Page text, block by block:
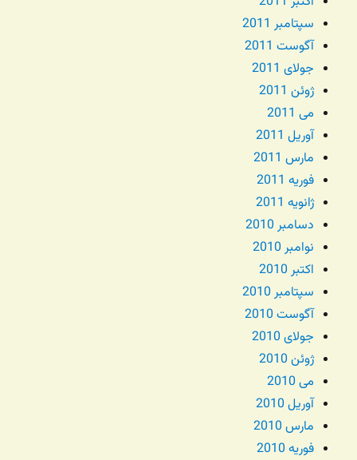
سپتامبر 2011
آگوست 2011
جولای 2011
ژوئن 2011
می 2011
آوریل 2011
مارس 2011
فوریه 2011
ژانویه 2011
دسامبر 2010
نوامبر 2010
اکتبر 2010
سپتامبر 2010
آگوست 2010
جولای 2010
ژوئن 2010
می 2010
آوریل 2010
مارس 2010
فوریه 2010